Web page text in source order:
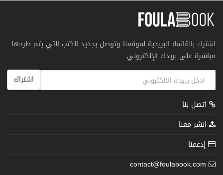
اشترك بالقائمة البريدية لموقعنا وتوصل بجديد الكتب التي يتم طرحها
مباشرة على بريدك الإلكتروني
اشتراك
اتصل بنا
انشر معنا
إدعمنا
contact@foulabook.com